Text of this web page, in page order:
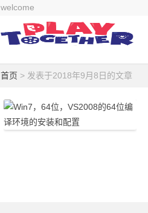
welcome
首页 > 发表于2018年9月8日的文章